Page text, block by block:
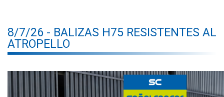
8/7/26 - BALIZAS H75 RESISTENTES AL
ATROPELLO